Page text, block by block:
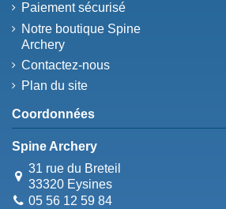
Paiement sécurisé
Notre boutique Spine
Archery
Contactez-nous
Plan du site
Coordonnées
Spine Archery
31 rue du Breteil
33320 Eysines
05 56 12 59 84